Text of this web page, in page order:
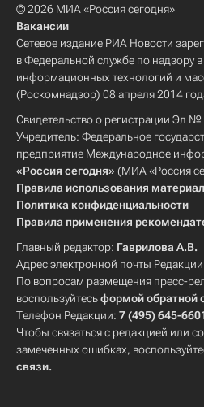
© 2026 МИА «Россия сегодня»
Вакансии
Сетевое издание РИА Новости
в Федеральной службе по надзору
информационных технологий и
(Роскомнадзор) 08 апреля 2014
Свидетельство о регистрации Эл
Учредитель: Федеральное
предприятие Международное
«Россия сегодня» (МИА «Россия
Правила использования
Политика конфиденциальности
Правила применения
Главный редактор: Гаврилова А.В.
Адрес электронной почты
По вопросам размещения пресс-
воспользуйтесьформой обратной
Телефон Редакции: 7 (495) 645-
Чтобы связаться с редакцией или
замеченных ошибках,
связи.